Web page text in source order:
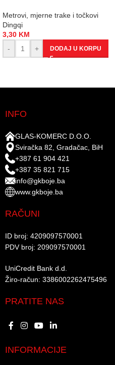
Metrovi, mjerne trake i točkovi
Dingqi
3,30 KM
-
+ DODAJ U KORPU
INFO
GLAS-KOMERC D.O.O.
Sviračka 82, Gradačac, BiH
+387 61 904 421
+387 35 821 715
info@gkboje.ba
www.gkboje.ba
RAČUNI
ID broj: 4209097570001​
PDV broj: 209097570001 ​
UniCredit Bank d.d.​
Žiro-račun: 3386002262475496​​
PRATITE NAS
INFORMACIJE